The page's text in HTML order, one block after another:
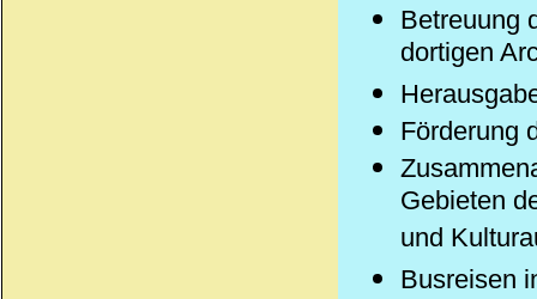
Betreuung
dortigen
Förderung
Gebieten
und
Busreisen